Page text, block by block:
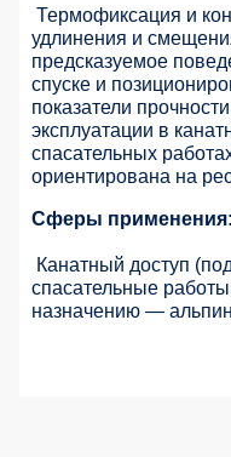
Термофиксация и
удлинения и
предсказуемое
спуске и
показатели
эксплуатации в
спасательных
ориентирована на
Сферы применения:
Канатный доступ
спасательные
назначению —